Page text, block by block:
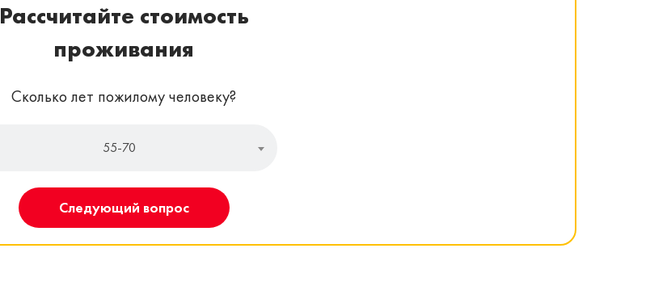
Рассчитайте стоимость
проживания
Сколько лет пожилому человеку?
55-70
Следующий вопрос